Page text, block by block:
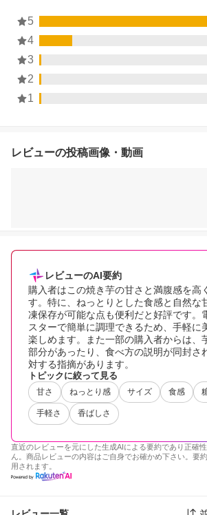
5
4
3
2
1
レビューの投稿画像・動画
レビューのAI要約
購入者はこの焼き芋の甘さと満腹感を高
す。特に、ねっとりとした食感と自然な
凍保存が可能な点も便利だと好評です。
スターで簡単に調理できるため、手軽に
楽しめます。また一部の購入者からは、
部分があったり、食べ方の説明が同封さ
対する指摘があります。
トピックに絞って見る
甘さ ねっとり感 サイズ 食感
手軽さ 香ばしさ
直近のレビューを元にした生成AIによる要約であり正確
ん。商品レビューの内容はご自身でお確かめ下さい。要
用されます。